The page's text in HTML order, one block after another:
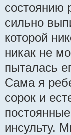
состоянию
сильно
которой
никак не
пыталась
Сама я
сорок и
инсульту.